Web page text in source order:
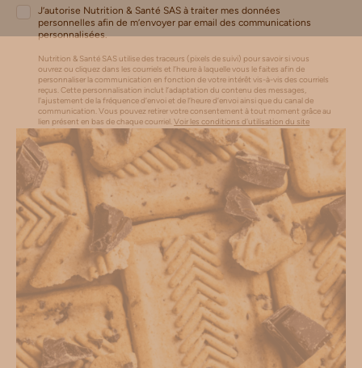
J’autorise Nutrition & Santé SAS à traiter mes données
personnelles afin de m’envoyer par email des communications
personnalisées.
Nutrition & Santé SAS utilise des traceurs (pixels de suivi) pour savoir si vous
ouvrez ou cliquez dans les courriels et l’heure à laquelle vous le faites afin de
personnaliser la communication en fonction de votre intérêt vis-à-vis des courriels
reçus. Cette personnalisation inclut l’adaptation du contenu des messages,
l'ajustement de la fréquence d’envoi et de l’heure d’envoi ainsi que du canal de
communication. Vous pouvez retirer votre consentement à tout moment grâce au
lien présent en bas de chaque courriel.Voir les conditions d'utilisation du site